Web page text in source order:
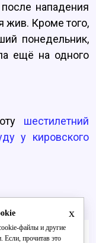
нападения
жив. Кроме того,
понедельник,
ещё на одного
шестилетний
у кировского
x
файлы и другие
Если, прочитав это